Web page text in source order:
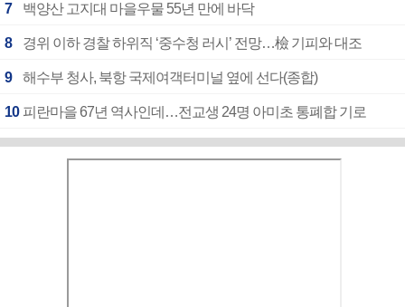
7 백양산 고지대 마을우물 55년 만에 바닥
8 경위 이하 경찰 하위직 ‘중수청 러시’ 전망…檢 기피와 대조
9 해수부 청사, 북항 국제여객터미널 옆에 선다(종합)
10 피란마을 67년 역사인데…전교생 24명 아미초 통폐합 기로